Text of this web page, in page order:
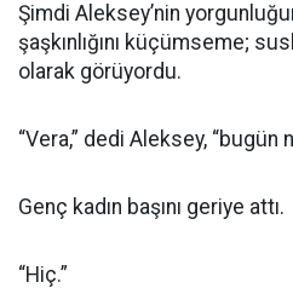
Şimdi Aleksey’nin
şaşkınlığını küçümseme;
olarak görüyordu.
“Vera,” dedi Aleksey, “bugün
Genç kadın başını geriye attı.
“Hiç.”